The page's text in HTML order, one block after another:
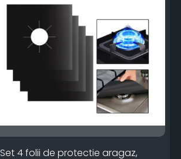
Set 4 folii de protectie aragaz,